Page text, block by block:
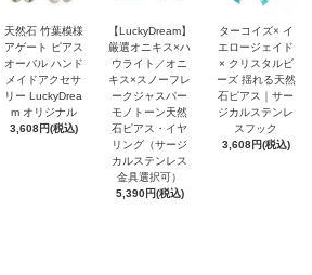
天然石 竹葉模様
アゲート ピアス
オーバル ハンド
メイドアクセサ
リー LuckyDrea
m オリジナル
3,608円(税込)
【LuckyDream】
厳選オニキス×ハ
ウライト／オニ
キス×スノーフレ
ークジャスパー
モノトーン天然
石ピアス・イヤ
リング（サージ
カルステンレス
金具選択可）
5,390円(税込)
ターコイズ× イ
エロージェイド
× クリスタルビ
ーズ 揺れる天然
石ピアス｜サー
ジカルステンレ
スフック
3,608円(税込)